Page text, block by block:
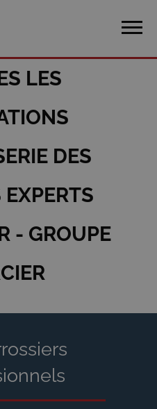
LES
DES
EXPERTS
- GROUPE